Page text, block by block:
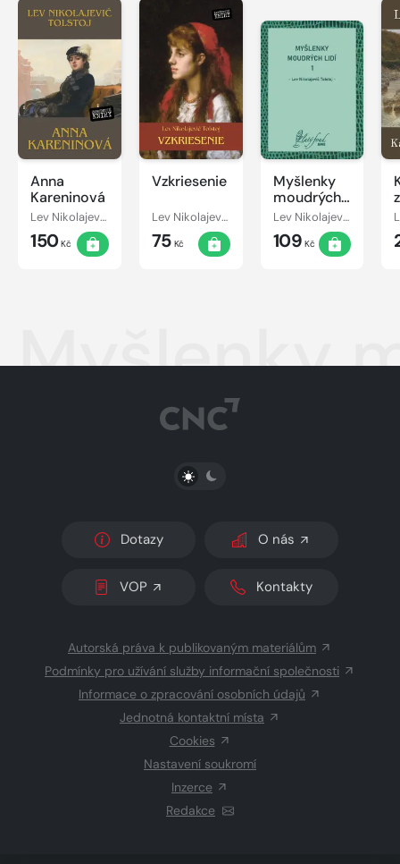
Anna
Kareninová
Lev Nikolajevič Tolstoj
150Kč
Vzkriesenie
Lev Nikolajevič Tolstoj
75Kč
Myšlenky
moudrých
lidí 1
Lev Nikolajevič Tolstoj
109 Kč
Myšlenky
PŘEPNOUT SVĚTLÝ/TMAVÝ REŽIM
Dotazy O nás
VOP Kontakty
Autorská práva k publikovaným materiálům
Podmínky pro užívání služby informační společnosti
Informace o zpracování osobních údajů
Jednotná kontaktní místa
Cookies
Nastavení soukromí
Inzerce
Redakce